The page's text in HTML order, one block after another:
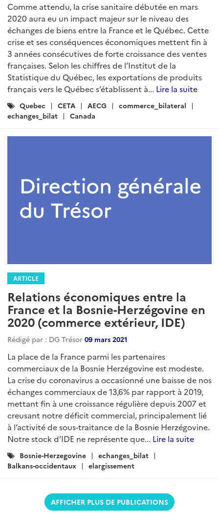
Comme attendu, la crise sanitaire débutée en mars
2020 aura eu un impact majeur sur le niveau des
échanges de biens entre la France et le Québec. Cette
crise et ses conséquences économiques mettent fin à
3 années consécutives de forte croissance des ventes
françaises. Selon les chiffres de l’Institut de la
Statistique du Québec, les exportations de produits
français vers le Québec s’établissent à... Lire la suite
Catégories
:
Quebec CETA AECG
commerce_bilateral
echanges_bilat
Canada
ARTICLE
Relations économiques entre la
France et la Bosnie-Herzégovine en
2020 (commerce extérieur, IDE)
Rédigé par : DG Trésor 09 mars 2021
La place de la France parmi les partenaires
commerciaux de la Bosnie Herzégovine est modeste.
La crise du coronavirus a occasionné une baisse de nos
échanges commerciaux de 13,6% par rapport à 2019,
mettant fin à une croissance régulière depuis 2007 et
creusant notre déficit commercial, principalement lié
à l’activité de sous-traitance de la Bosnie Herzégovine.
Notre stock d’IDE ne représente que... Lire la suite
Catégories
:
Bosnie-Herzegovine
echanges_bilat
Balkans-occidentaux
elargissement
AFFICHER PLUS DE PUBLICATIONS